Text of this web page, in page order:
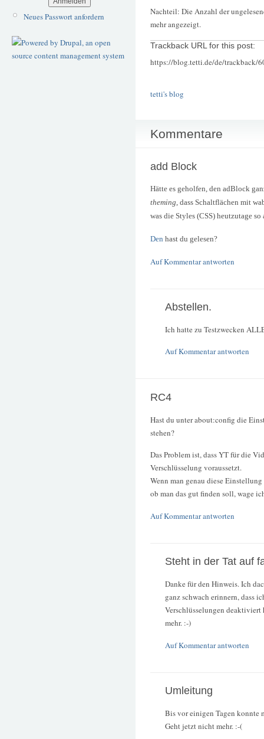
Neues Passwort anfordern
Nachteil: Die Anzahl der
mehr angezeigt.
Trackback URL for this post:
https://blog.tetti.de/de/trackback/
tetti's blog
Kommentare
add Block
Hätte es geholfen, den adBlock
theming, dass Schaltflächen mit
was die Styles (CSS) heutzutage
Den hast du gelesen?
Auf Kommentar antworten
Abstellen.
Ich hatte zu Testzwecken
Auf Kommentar antworten
RC4
Hast du unter about:config die
stehen?
Das Problem ist, dass YT für die
Verschlüsselung voraussetzt.
Wenn man genau diese
ob man das gut finden soll, wage
Auf Kommentar antworten
Steht in der Tat auf
Danke für den Hinweis. Ich
ganz schwach erinnern, dass
Verschlüsselungen
mehr. :-)
Auf Kommentar antworten
Umleitung
Bis vor einigen Tagen konnte
Geht jetzt nicht mehr. :-(